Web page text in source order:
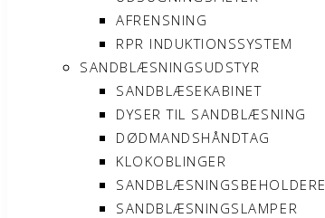
AFRENSNING
RPR INDUKTIONSSYSTEM
SANDBLÆSNINGSUDSTYR
SANDBLÆSEKABINET
DYSER TIL SANDBLÆSNING
DØDMANDSHÅNDTAG
KLOKOBLINGER
SANDBLÆSNINGSBEHOLDERE
SANDBLÆSNINGSLAMPER